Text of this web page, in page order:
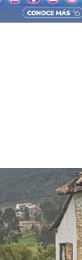
Page